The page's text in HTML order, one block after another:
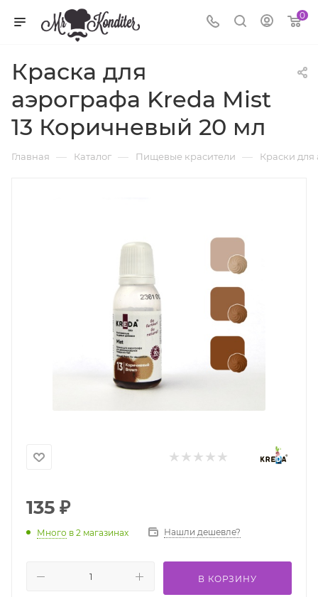
0
Краска для
аэрографа Kreda Mist
13 Коричневый 20 мл
Главная — Каталог — Пищевые красители — Краски для
135 ₽
Много в 2 магазинах Нашли дешевле?
В КОРЗИНУ